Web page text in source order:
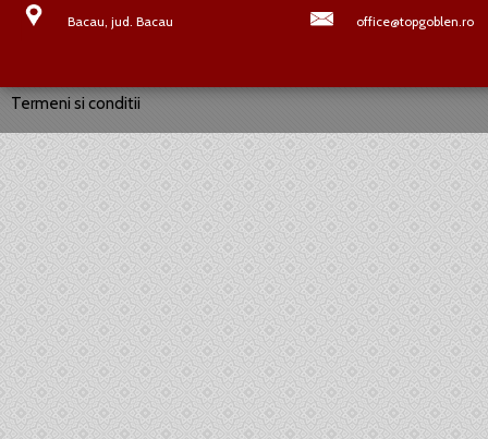
Bacau, jud. Bacau office@topgoblen.ro
Termeni si conditii